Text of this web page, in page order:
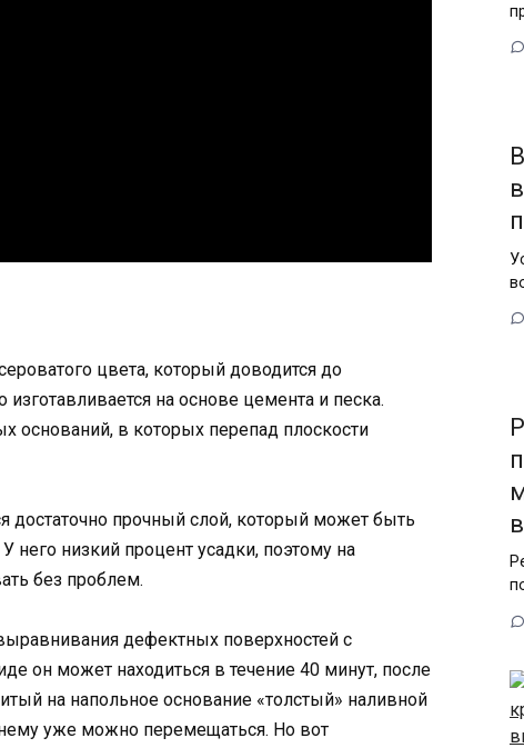
цвета, который доводится до
на основе цемента и песка.
оснований, в которых перепад плоскости
достаточно прочный слой, который может быть
низкий процент усадки, поэтому на
без проблем.
дефектных поверхностей с
он может находиться в течение 40 минут, после
на напольное основание «толстый» наливной
нему уже можно перемещаться. Но вот